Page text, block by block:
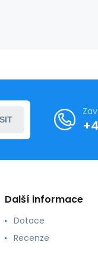
Další informace
Dotace
Recenze